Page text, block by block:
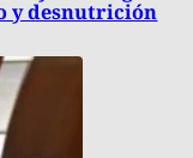
y desnutrición